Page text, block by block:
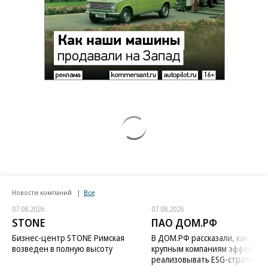
Новости компаний Все
07.08.2026
STONE
Бизнес-центр STONE Римская
возведен в полную высоту
07.08.2026
ПАО ДОМ.РФ
В ДОМ.РФ рассказали, как
крупным компаниям
реализовывать ESG-стратегию